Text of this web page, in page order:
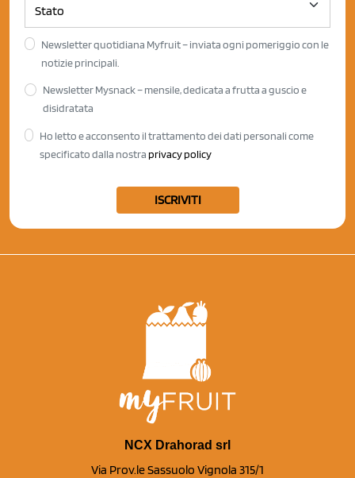
Newsletter quotidiana Myfruit – inviata ogni pomeriggio con le
notizie principali.
Newsletter Mysnack – mensile, dedicata a frutta a guscio e
disidratata
Ho letto e acconsento il trattamento dei dati personali come
specificato dalla nostra privacy policy
ISCRIVITI
NCX Drahorad srl
Via Prov.le Sassuolo Vignola 315/1